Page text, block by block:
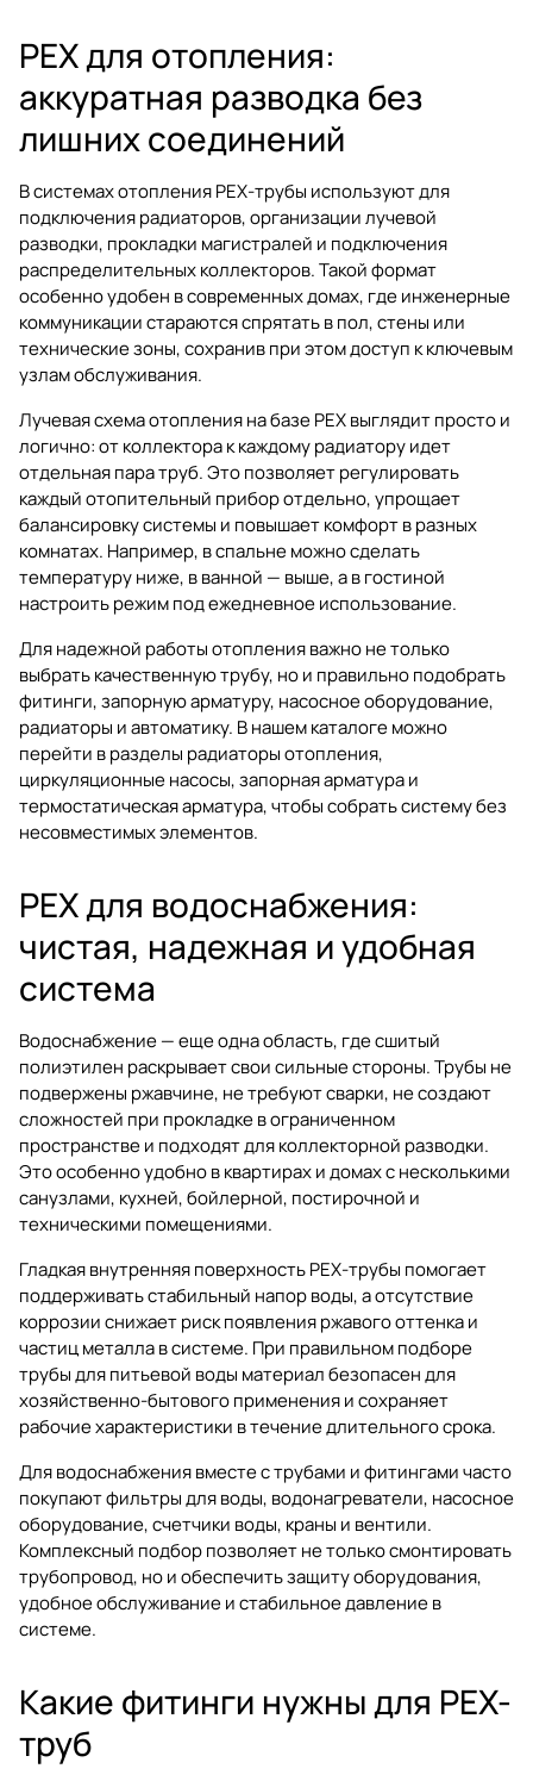
PEX для отопления:
аккуратная разводка без
лишних соединений
В системах отопления PEX-трубы используют для
подключения радиаторов, организации лучевой
разводки, прокладки магистралей и подключения
распределительных коллекторов. Такой формат
особенно удобен в современных домах, где инженерные
коммуникации стараются спрятать в пол, стены или
технические зоны, сохранив при этом доступ к ключевым
узлам обслуживания.
Лучевая схема отопления на базе PEX выглядит просто и
логично: от коллектора к каждому радиатору идет
отдельная пара труб. Это позволяет регулировать
каждый отопительный прибор отдельно, упрощает
балансировку системы и повышает комфорт в разных
комнатах. Например, в спальне можно сделать
температуру ниже, в ванной — выше, а в гостиной
настроить режим под ежедневное использование.
Для надежной работы отопления важно не только
выбрать качественную трубу, но и правильно подобрать
фитинги, запорную арматуру, насосное оборудование,
радиаторы и автоматику. В нашем каталоге можно
перейти в разделы радиаторы отопления,
циркуляционные насосы,запорная арматураи
термостатическая арматура, чтобы собрать систему без
несовместимых элементов.
PEX для водоснабжения:
чистая, надежная и удобная
система
Водоснабжение — еще одна область, где сшитый
полиэтилен раскрывает свои сильные стороны. Трубы не
подвержены ржавчине, не требуют сварки, не создают
сложностей при прокладке в ограниченном
пространстве и подходят для коллекторной разводки.
Это особенно удобно в квартирах и домах с несколькими
санузлами, кухней, бойлерной, постирочной и
техническими помещениями.
Гладкая внутренняя поверхность PEX-трубы помогает
поддерживать стабильный напор воды, а отсутствие
коррозии снижает риск появления ржавого оттенка и
частиц металла в системе. При правильном подборе
трубы для питьевой воды материал безопасен для
хозяйственно-бытового применения и сохраняет
рабочие характеристики в течение длительного срока.
Для водоснабжения вместе с трубами и фитингами часто
покупаютфильтры для воды, водонагреватели, насосное
оборудование,счетчики воды, краны и вентили.
Комплексный подбор позволяет не только смонтировать
трубопровод, но и обеспечить защиту оборудования,
удобное обслуживание и стабильное давление в
системе.
Какие фитинги нужны для PEX-
труб